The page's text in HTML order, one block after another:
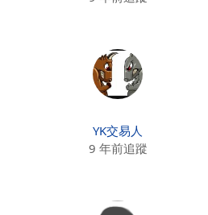
YK交易人
9 年前追蹤